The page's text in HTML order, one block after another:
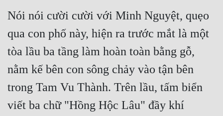
Nói nói cười cười với Minh Nguyệt, quẹo
qua con phố này, hiện ra trước mắt là một
tòa lầu ba tầng làm hoàn toàn bằng gỗ,
nằm kế bên con sông chảy vào tận bên
trong Tam Vu Thành. Trên lầu, tấm biển
viết ba chữ "Hồng Hộc Lâu" đầy khí